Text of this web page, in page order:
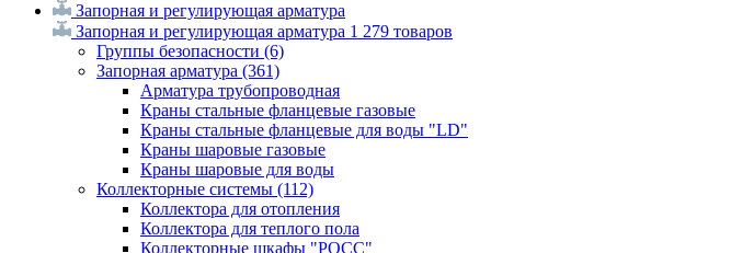
Запорная и регулирующая арматура
Запорная и регулирующая арматура 1 279 товаров
Группы безопасности (6)
Запорная арматура (361)
Арматура трубопроводная
Краны стальные фланцевые газовые
Краны стальные фланцевые для воды "LD"
Краны шаровые газовые
Краны шаровые для воды
Коллекторные системы (112)
Коллектора для отопления
Коллектора для теплого пола
Коллекторные шкафы "РОСС"